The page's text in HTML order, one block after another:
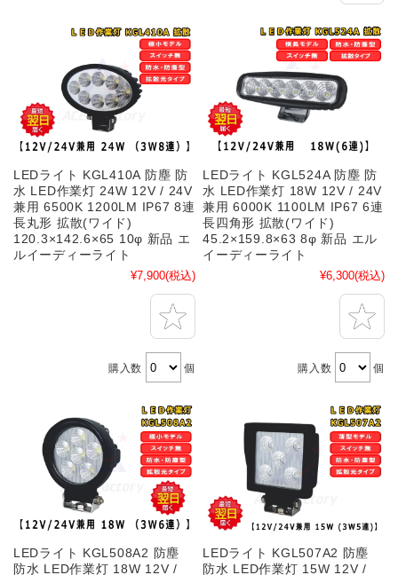
LEDライト KGL410A 防塵 防
水 LED作業灯 24W 12V / 24V
兼用 6500K 1200LM IP67 8連
長丸形 拡散(ワイド)
120.3×142.6×65 10φ 新品 エ
ルイーディーライト
¥7,900(税込)
購入数 個
LEDライト KGL524A 防塵 防
水 LED作業灯 18W 12V / 24V
兼用 6000K 1100LM IP67 6連
長四角形 拡散(ワイド)
45.2×159.8×63 8φ 新品 エル
イーディーライト
¥6,300(税込)
購入数 個
LEDライト KGL508A2 防塵
防水 LED作業灯 18W 12V /
LEDライト KGL507A2 防塵
防水 LED作業灯 15W 12V /